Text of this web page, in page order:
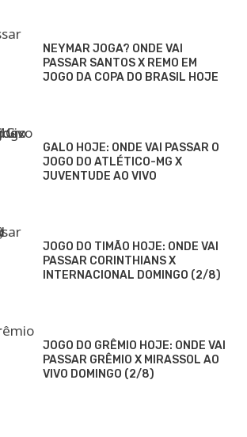
NEYMAR JOGA? ONDE VAI
PASSAR SANTOS X REMO EM
JOGO DA COPA DO BRASIL HOJE
GALO HOJE: ONDE VAI PASSAR O
JOGO DO ATLÉTICO-MG X
JUVENTUDE AO VIVO
JOGO DO TIMÃO HOJE: ONDE VAI
PASSAR CORINTHIANS X
INTERNACIONAL DOMINGO (2/8)
JOGO DO GRÊMIO HOJE: ONDE VAI
PASSAR GRÊMIO X MIRASSOL AO
VIVO DOMINGO (2/8)